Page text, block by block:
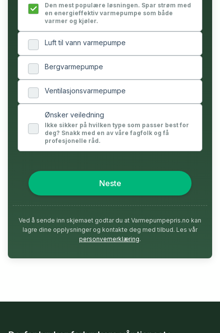
Den mest populære løsningen. Spar strøm med
en energieffektiv varmepumpe som både
varmer og kjøler.
Luft til vann varmepumpe
Bergvarmepumpe
Ventilasjonsvarmepumpe
Ønsker veiledning
Ikke sikker på hvilken type som passer best for
deg? Snakk med en av våre fagfolk og få
profesjonelle råd.
Neste
Ved å sende inn skjemaet godtar du at Varmepumpepris.no kan
lagre dine opplysninger og kontakte deg med tilbud. Les vår
personvernerklæring.